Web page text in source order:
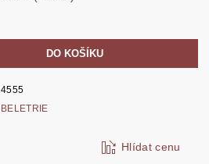
4555
BELETRIE
Hlídat cenu